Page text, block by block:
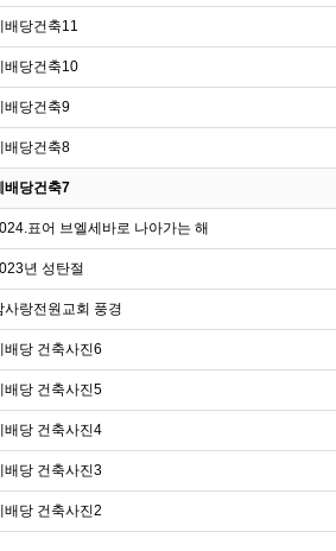
배당건축11
배당건축10
배당건축9
배당건축8
배당건축7
표어 브엘세바로 나아가는 해
년 성탄절
사랑전원교회 풍경
배당 건축사진6
배당 건축사진5
배당 건축사진4
배당 건축사진3
배당 건축사진2